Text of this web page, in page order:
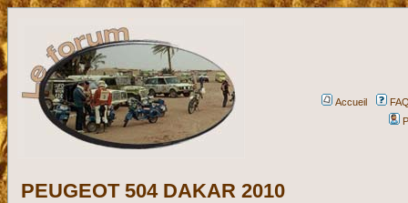
Accueil
PEUGEOT 504 DAKAR 2010